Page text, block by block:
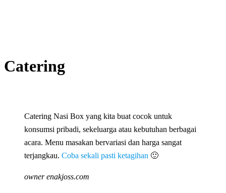
Catering
Catering Nasi Box yang kita buat cocok untuk
konsumsi pribadi, sekeluarga atau kebutuhan berbagai
acara. Menu masakan bervariasi dan harga sangat
terjangkau. Coba sekali pasti ketagihan 🙂
owner enakjoss.com